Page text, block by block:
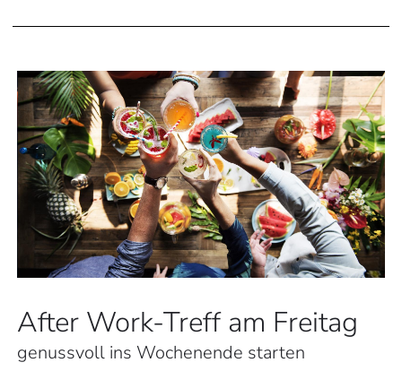
After Work-Treff am Freitag
genussvoll ins Wochenende starten